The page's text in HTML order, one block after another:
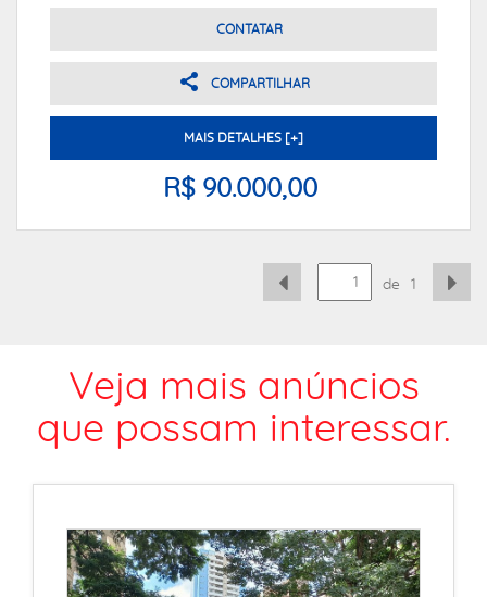
CONTATAR
COMPARTILHAR
MAIS DETALHES [+]
R$ 90.000,00
de 1
Veja mais anúncios
que possam interessar.